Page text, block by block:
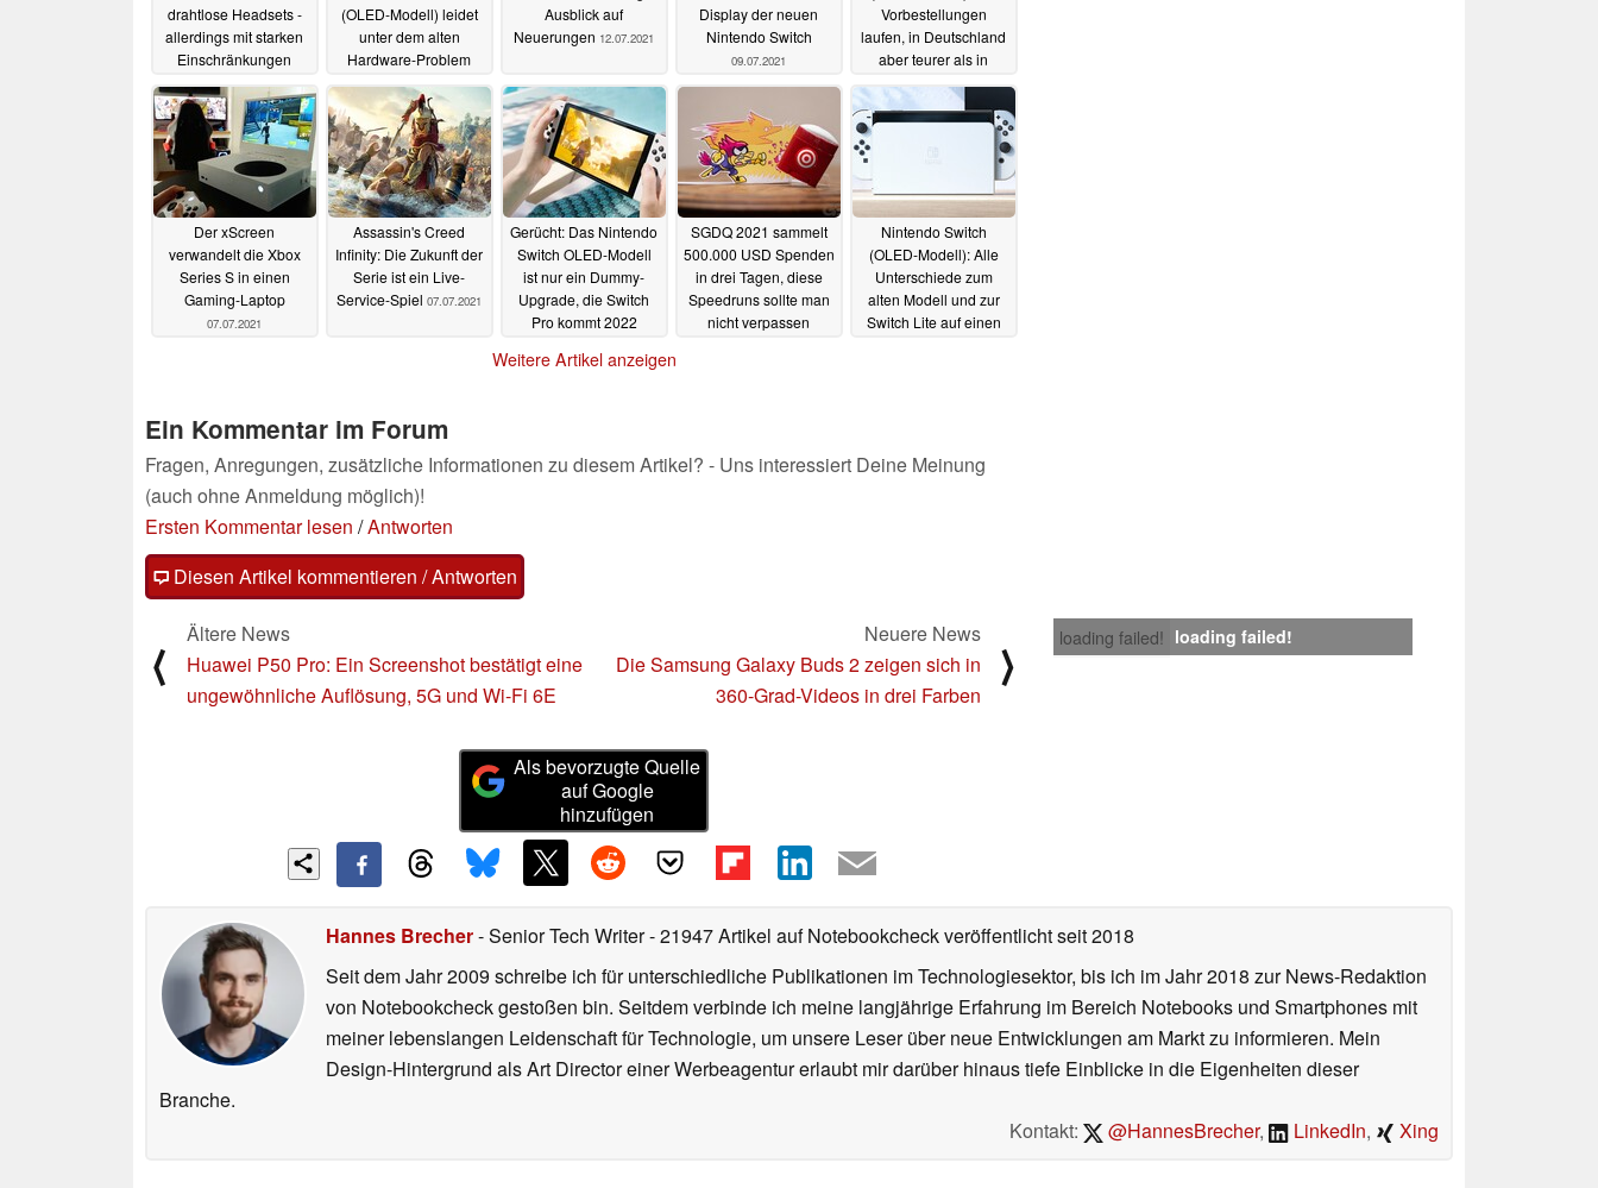
drahtlose Headsets -
allerdings mit starken
Einschränkungen
15.09.2021
(OLED-Modell) leidet
unter dem alten
Hardware-Problem
12.07.2021
Ausblick auf
Neuerungen 12.07.2021
Display der neuen
Nintendo Switch
09.07.2021
Vorbestellungen
laufen, in Deutschland
aber teurer als in
07.07.2021
Der xScreen
verwandelt die Xbox
Series S in einen
Gaming-Laptop
07.07.2021
Assassin's Creed
Infinity: Die Zukunft der
Serie ist ein Live-
Service-Spiel 07.07.2021
Gerücht: Das Nintendo
Switch OLED-Modell
ist nur ein Dummy-
Upgrade, die Switch
Pro kommt 2022
SGDQ 2021 sammelt
500.000 USD Spenden
in drei Tagen, diese
Speedruns sollte man
nicht verpassen
Nintendo Switch
(OLED-Modell): Alle
Unterschiede zum
alten Modell und zur
Switch Lite auf einen
Weitere Artikel anzeigen
Ein Kommentar im Forum
Fragen, Anregungen, zusätzliche Informationen zu diesem Artikel? - Uns interessiert Deine Meinung
(auch ohne Anmeldung möglich)!
Ersten Kommentar lesen /Antworten
Diesen Artikel kommentieren / Antworten
loading failed! loading failed!
⟨
Ältere News
Huawei P50 Pro: Ein Screenshot bestätigt eine
ungewöhnliche Auflösung, 5G und Wi-Fi 6E
Neuere News
Die Samsung Galaxy Buds 2 zeigen sich in
360-Grad-Videos in drei Farben
⟩
Als bevorzugte Quelle
auf Google
hinzufügen
Hannes Brecher- Senior Tech Writer- 21947 Artikel auf Notebookcheck veröffentlichtseit 2018
Seit dem Jahr 2009 schreibe ich für unterschiedliche Publikationen im Technologiesektor, bis ich im Jahr 2018 zur News-Redaktion
von Notebookcheck gestoßen bin. Seitdem verbinde ich meine langjährige Erfahrung im Bereich Notebooks und Smartphones mit
meiner lebenslangen Leidenschaft für Technologie, um unsere Leser über neue Entwicklungen am Markt zu informieren. Mein
Design-Hintergrund als Art Director einer Werbeagentur erlaubt mir darüber hinaus tiefe Einblicke in die Eigenheiten dieser
Branche.
Kontakt:
@HannesBrecher, LinkedIn, Xing